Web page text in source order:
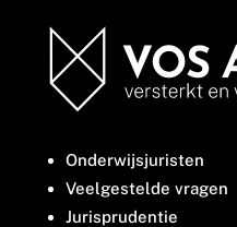
Onderwijsjuristen
Veelgestelde vragen
Jurisprudentie